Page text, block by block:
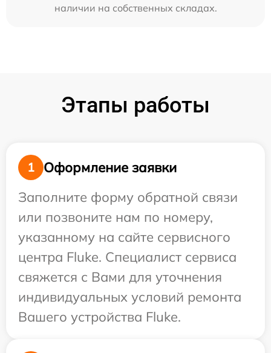
наличии на собственных складах.
Этапы работы
1
Оформление заявки
Заполните форму обратной связи
или позвоните нам по номеру,
указанному на сайте сервисного
центра Fluke. Специалист сервиса
свяжется с Вами для уточнения
индивидуальных условий ремонта
Вашего устройства Fluke.